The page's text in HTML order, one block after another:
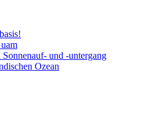
und -untergang
Ozean